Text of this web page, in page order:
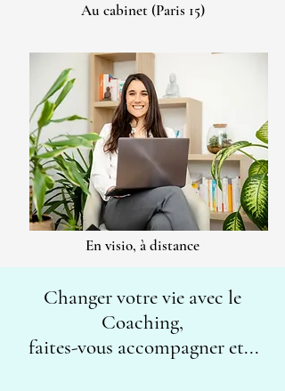
Au cabinet (Paris 15)
En visio, à distance
Changer votre vie avec le
Coaching,
faites-vous accompagner et...